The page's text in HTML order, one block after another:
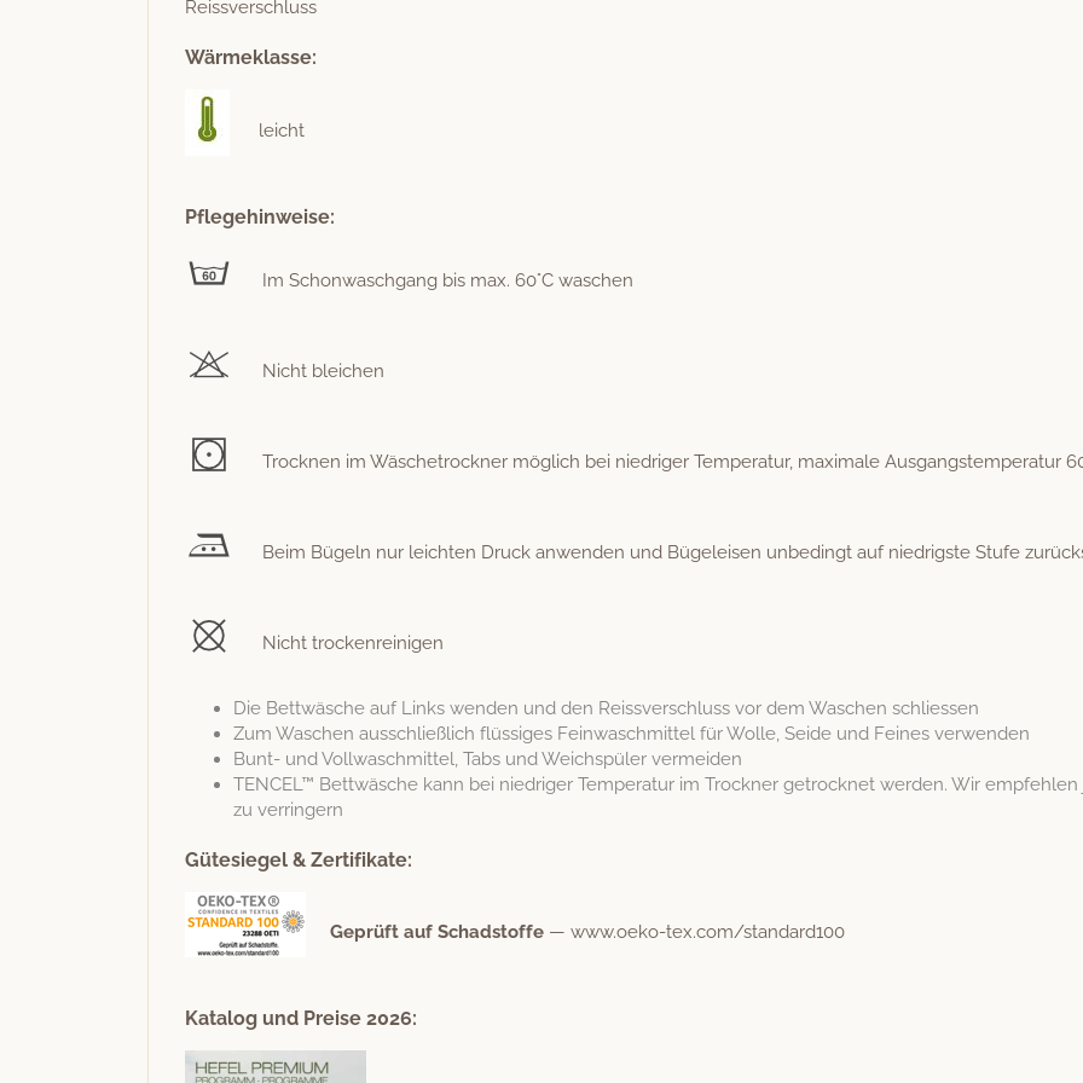
Reissver­schluss
Wärmeklasse:
leicht
Pflegehinweise:
Im Schon­waschgang bis max. 60°C waschen
Nicht bleichen
Trock­nen im Wäschetrock­n­er möglich bei niedriger Tem­per­atur, max­i­male Aus­gang­stem­per­atur
Beim Bügeln nur leicht­en Druck anwen­den und Bügeleisen unbe­d­ingt auf niedrig­ste Stufe
Nicht trockenreinigen
Die Bet­twäsche auf Links wen­den und den Reissver­schluss vor dem Waschen schliessen
Zum Waschen auss­chließlich flüs­siges Fein­waschmit­tel für Wolle, Sei­de und Feines verwenden
Bunt- und Voll­waschmit­tel, Tabs und Weich­spüler vermeiden
TENCEL™ Bet­twäsche kann bei niedriger Tem­per­atur im Trock­n­er getrock­net wer­den. Wir
zu verringern
Gütesiegel & Zertifikate:
Geprüft auf Schad­stoffe — www.oeko-tex.com/standard100
Katalog und Preise 2026: